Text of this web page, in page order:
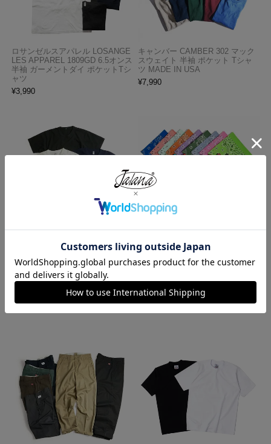
ロサンゼルスアパレル LOSANGE
LES APPAREL 1809GD 6.5オンス
半袖 ガーメントダイ ポケットTシ
ャツ
¥3,990
キャンバー CAMBER 302 マック
スウェイト 半袖 ポケット Tシャ
ツ MADE IN USA
¥7,990
ロサンゼルスアパレル LOSANGE
半袖 バインディング ガーメント
ダイ Tシャツ
ハバハンク HAV-A-HANK バンダ
ペイズリーTHE BANDANNA COM
770